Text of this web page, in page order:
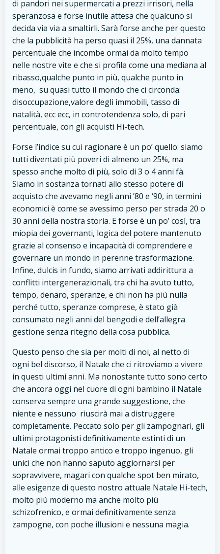
di pandori nei supermercati a prezzi irrisori, nella
speranzosa e forse inutile attesa che qualcuno si
decida via via a smaltirli. Sarà forse anche per questo
che la pubblicità ha perso quasi il 25%, una dannata
percentuale che incombe ormai da molto tempo
nelle nostre vite e che si profila come una mediana al
ribasso,qualche punto in più, qualche punto in
meno, su quasi tutto il mondo che ci circonda:
disoccupazione,valore degli immobili, tasso di
natalità, ecc ecc, in controtendenza solo, di pari
percentuale, con gli acquisti Hi-tech.
Forse l’indice su cui ragionare è un po’ quello: siamo
tutti diventati più poveri di almeno un 25%, ma
spesso anche molto di più, solo di 3 o 4 anni fà.
Siamo in sostanza tornati allo stesso potere di
acquisto che avevamo negli anni ’80 e ‘90, in termini
economici è come se avessimo perso per strada 20 o
30 anni della nostra storia. E forse è un po’ così, tra
miopia dei governanti, logica del potere mantenuto
grazie al consenso e incapacità di comprendere e
governare un mondo in perenne trasformazione.
Infine, dulcis in fundo, siamo arrivati addirittura a
conflitti intergenerazionali, tra chi ha avuto tutto,
tempo, denaro, speranze, e chi non ha più nulla
perché tutto, speranze comprese, è stato già
consumato negli anni del bengodi e dell’allegra
gestione senza ritegno della cosa pubblica.
Questo penso che sia per molti di noi, al netto di
ogni bel discorso, il Natale che ci ritroviamo a vivere
in questi ultimi anni. Ma nonostante tutto sono certo
che ancora oggi nel cuore di ogni bambino il Natale
conserva sempre una grande suggestione, che
niente e nessuno riuscirà mai a distruggere
completamente. Peccato solo per gli zampognari, gli
ultimi protagonisti definitivamente estinti di un
Natale ormai troppo antico e troppo ingenuo, gli
unici che non hanno saputo aggiornarsi per
sopravvivere, magari con qualche spot ben mirato,
alle esigenze di questo nostro attuale Natale Hi-tech,
molto più moderno ma anche molto più
schizofrenico, e ormai definitivamente senza
zampogne, con poche illusioni e nessuna magia.